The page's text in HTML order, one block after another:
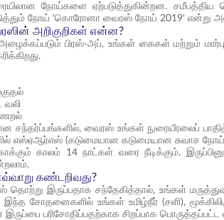
நோய்களை ஏற்படுத்துகின்றன. சமீபத்திய
நோய் 'கொரோனா வைரஸ் நோய் 2019' என்று
அறிகுறிகள் என்ன?
பிரஸ்-அப், உங்கள் கைகள் மற்றும்
சந்தர்ப்பங்களில், வைரஸ் உங்கள் நுரையீரலைப்
எஸ்ஏஆர்எஸ் (கடுமையான கடுமையான சுவாச
காலம் 14 நாட்கள் வரை நீடிக்கும்.
கண்டறிவது?
தொற்று இருப்பதாக சந்தேகித்தால், உங்கள்
இந்த சோதனைகளில் உங்கள் உமிழ்நீர் (சளி),
இருப்பை பரிசோதிப்பதற்காக சிறப்பாக